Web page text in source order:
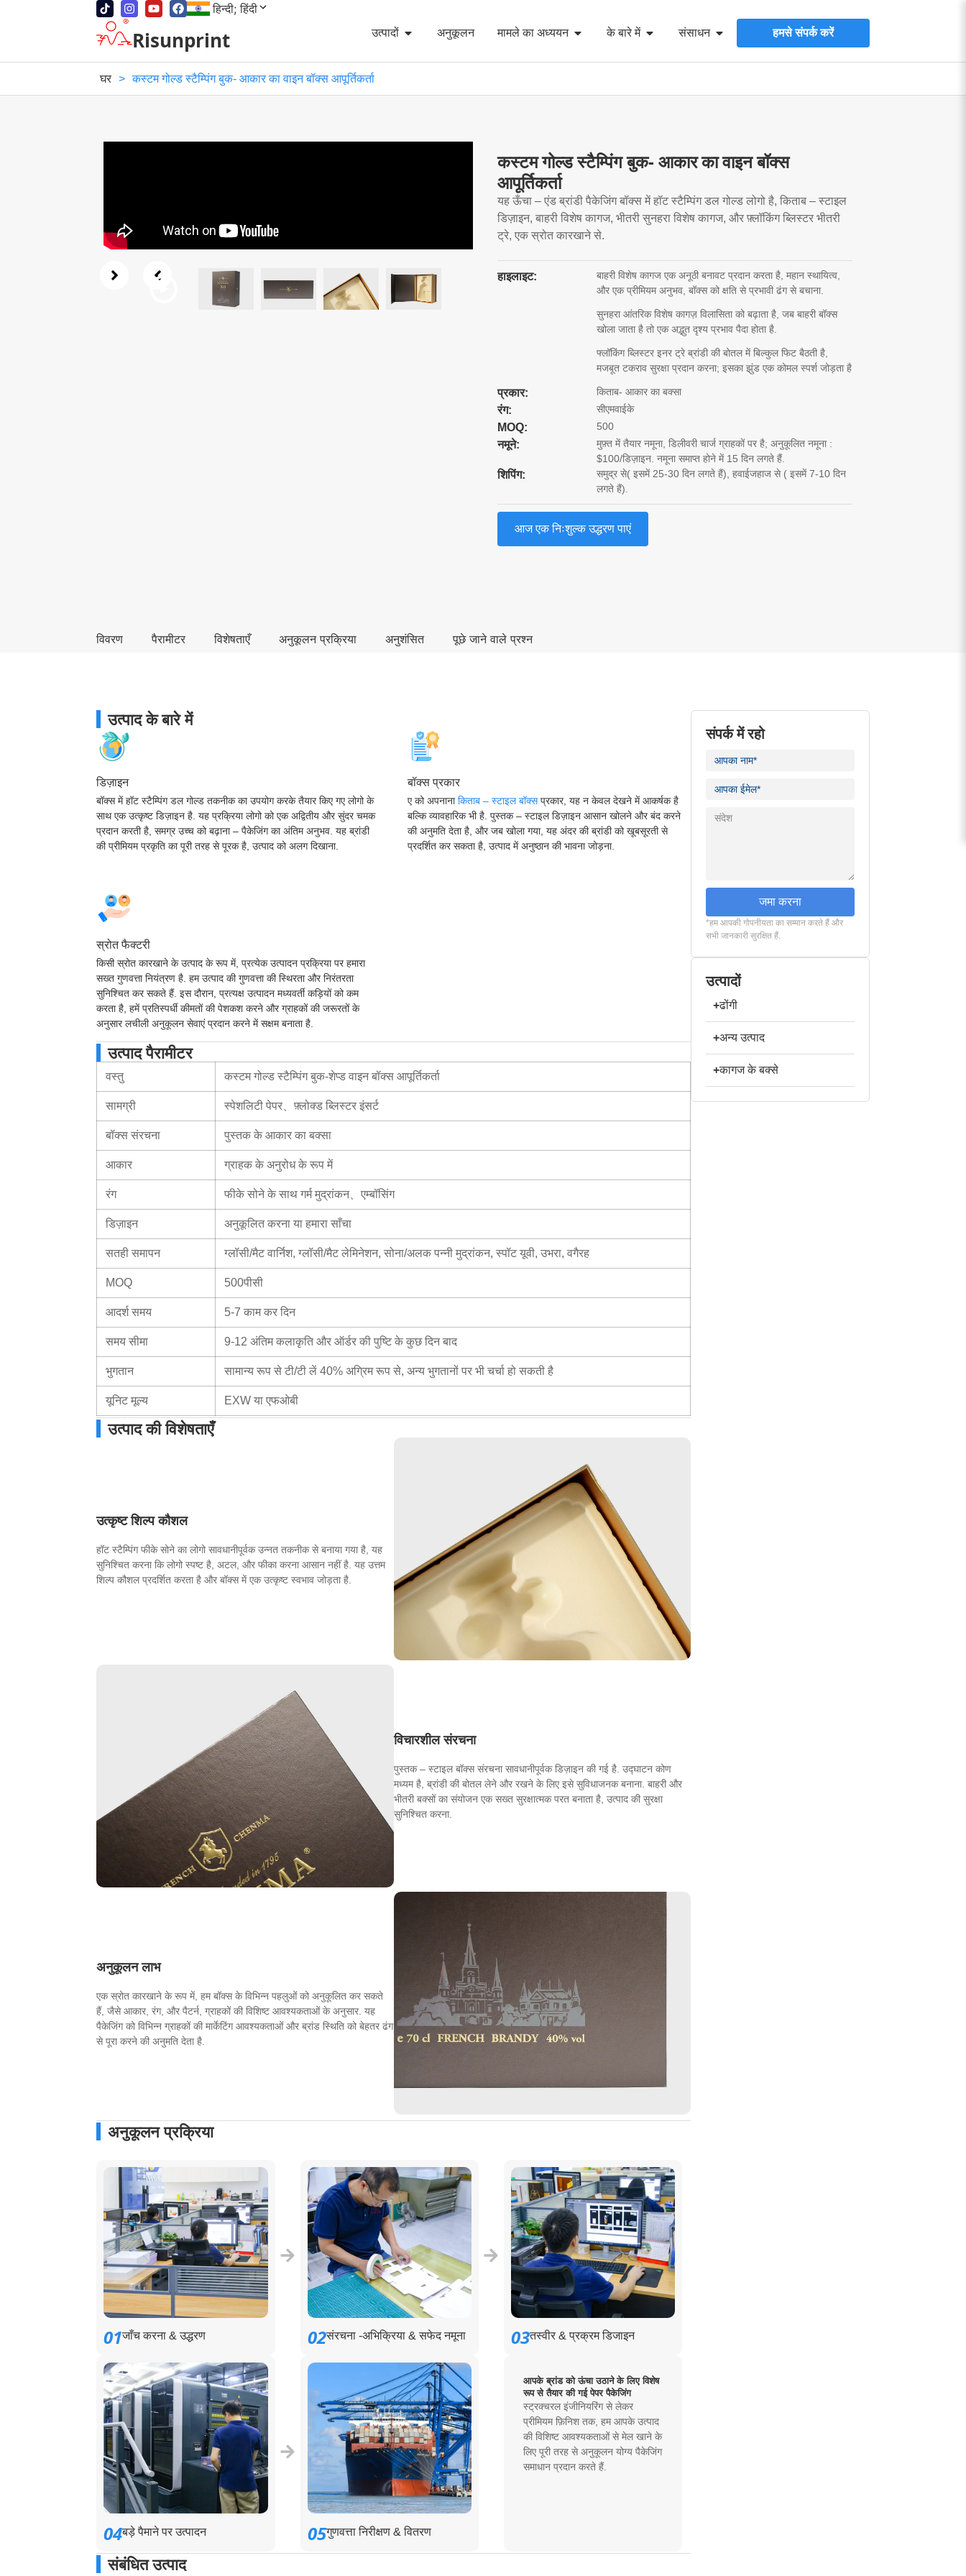
हिन्दी; हिंदी
Risunprint उत्पादों अनुकूलन मामले का अध्ययन के बारे में संसाधन हमसे संपर्क करें
घर > कस्टम गोल्ड स्टैम्पिंग बुक- आकार का वाइन बॉक्स आपूर्तिकर्ता
कस्टम गोल्ड स्टैम्पिंग बुक- आकार का वाइन बॉक्स
आपूर्तिकर्ता
यह ऊँचा – एंड ब्रांडी पैकेजिंग बॉक्स में हॉट स्टैम्पिंग डल गोल्ड लोगो है, किताब – स्टाइल
डिज़ाइन, बाहरी विशेष कागज, भीतरी सुनहरा विशेष कागज, और फ़्लॉकिंग ब्लिस्टर भीतरी
ट्रे, एक स्रोत कारखाने से.
हाइलाइट:
बाहरी विशेष कागज एक अनूठी बनावट प्रदान करता है, महान स्थायित्व,
और एक प्रीमियम अनुभव, बॉक्स को क्षति से प्रभावी ढंग से बचाना.
सुनहरा आंतरिक विशेष कागज़ विलासिता को बढ़ाता है, जब बाहरी बॉक्स
खोला जाता है तो एक अद्भुत दृश्य प्रभाव पैदा होता है.
फ्लॉकिंग ब्लिस्टर इनर ट्रे ब्रांडी की बोतल में बिल्कुल फिट बैठती है,
मजबूत टकराव सुरक्षा प्रदान करना; इसका झुंड एक कोमल स्पर्श जोड़ता है
प्रकार: किताब- आकार का बक्सा
रंग: सीएमवाईके
MOQ: 500
नमूने:
मुफ़्त में तैयार नमूना, डिलीवरी चार्ज ग्राहकों पर है; अनुकूलित नमूना :
$100/डिज़ाइन. नमूना समाप्त होने में 15 दिन लगते हैं.
शिपिंग:
समुद्र से( इसमें 25-30 दिन लगते हैं), हवाईजहाज से ( इसमें 7-10 दिन
लगते हैं).
आज एक निःशुल्क उद्धरण पाएं
विवरण पैरामीटर विशेषताएँ अनुकूलन प्रक्रिया अनुशंसित पूछे जाने वाले प्रश्न
उत्पाद के बारे में
डिज़ाइन
बॉक्स में हॉट स्टैम्पिंग डल गोल्ड तकनीक का उपयोग करके तैयार किए गए लोगो के
साथ एक उत्कृष्ट डिज़ाइन है. यह प्रक्रिया लोगो को एक अद्वितीय और सुंदर चमक
प्रदान करती है, समग्र उच्च को बढ़ाना – पैकेजिंग का अंतिम अनुभव. यह ब्रांडी
की प्रीमियम प्रकृति का पूरी तरह से पूरक है, उत्पाद को अलग दिखाना.
बॉक्स प्रकार
ए को अपनानाकिताब – स्टाइल बॉक्सप्रकार, यह न केवल देखने में आकर्षक है
बल्कि व्यावहारिक भी है. पुस्तक – स्टाइल डिज़ाइन आसान खोलने और बंद करने
की अनुमति देता है, और जब खोला गया, यह अंदर की ब्रांडी को खूबसूरती से
प्रदर्शित कर सकता है, उत्पाद में अनुष्ठान की भावना जोड़ना.
स्रोत फैक्टरी
किसी स्रोत कारखाने के उत्पाद के रूप में, प्रत्येक उत्पादन प्रक्रिया पर हमारा
सख्त गुणवत्ता नियंत्रण है. हम उत्पाद की गुणवत्ता की स्थिरता और निरंतरता
सुनिश्चित कर सकते हैं. इस दौरान, प्रत्यक्ष उत्पादन मध्यवर्ती कड़ियों को कम
करता है, हमें प्रतिस्पर्धी कीमतों की पेशकश करने और ग्राहकों की जरूरतों के
अनुसार लचीली अनुकूलन सेवाएं प्रदान करने में सक्षम बनाता है.
उत्पाद पैरामीटर
वस्तु कस्टम गोल्ड स्टैम्पिंग बुक-शेप्ड वाइन बॉक्स आपूर्तिकर्ता
सामग्री स्पेशलिटी पेपर、फ़्लोक्ड ब्लिस्टर इंसर्ट
बॉक्स संरचना पुस्तक के आकार का बक्सा
आकार ग्राहक के अनुरोध के रूप में
रंग फीके सोने के साथ गर्म मुद्रांकन、एम्बॉसिंग
डिज़ाइन अनुकूलित करना या हमारा साँचा
सतही समापन ग्लॉसी/मैट वार्निश, ग्लॉसी/मैट लेमिनेशन, सोना/अलक पन्नी मुद्रांकन, स्पॉट यूवी, उभरा, वगैरह
MOQ 500पीसी
आदर्श समय 5-7 काम कर दिन
समय सीमा 9-12 अंतिम कलाकृति और ऑर्डर की पुष्टि के कुछ दिन बाद
भुगतान सामान्य रूप से टी/टी लें 40% अग्रिम रूप से, अन्य भुगतानों पर भी चर्चा हो सकती है
यूनिट मूल्य EXW या एफओबी
उत्पाद की विशेषताएँ
उत्कृष्ट शिल्प कौशल
हॉट स्टैम्पिंग फीके सोने का लोगो सावधानीपूर्वक उन्नत तकनीक से बनाया गया है, यह
सुनिश्चित करना कि लोगो स्पष्ट है, अटल, और फीका करना आसान नहीं है. यह उत्तम
शिल्प कौशल प्रदर्शित करता है और बॉक्स में एक उत्कृष्ट स्वभाव जोड़ता है.
विचारशील संरचना
पुस्तक – स्टाइल बॉक्स संरचना सावधानीपूर्वक डिज़ाइन की गई है. उद्घाटन कोण
मध्यम है, ब्रांडी की बोतल लेने और रखने के लिए इसे सुविधाजनक बनाना. बाहरी और
भीतरी बक्सों का संयोजन एक सख्त सुरक्षात्मक परत बनाता है, उत्पाद की सुरक्षा
सुनिश्चित करना.
अनुकूलन लाभ
एक स्रोत कारखाने के रूप में, हम बॉक्स के विभिन्न पहलुओं को अनुकूलित कर सकते
हैं, जैसे आकार, रंग, और पैटर्न, ग्राहकों की विशिष्ट आवश्यकताओं के अनुसार. यह
पैकेजिंग को विभिन्न ग्राहकों की मार्केटिंग आवश्यकताओं और ब्रांड स्थिति को बेहतर ढंग
से पूरा करने की अनुमति देता है.
अनुकूलन प्रक्रिया
01जाँच करना & उद्धरण 02संरचना -अभिक्रिया & सफेद नमूना 03तस्वीर & प्रक्रम डिजाइन
04बड़े पैमाने पर उत्पादन 05गुणवत्ता निरीक्षण & वितरण
आपके ब्रांड को ऊंचा उठाने के लिए विशेष
रूप से तैयार की गई पेपर पैकेजिंग
स्ट्रक्चरल इंजीनियरिंग से लेकर
प्रीमियम फ़िनिश तक, हम आपके उत्पाद
की विशिष्ट आवश्यकताओं से मेल खाने के
लिए पूरी तरह से अनुकूलन योग्य पैकेजिंग
समाधान प्रदान करते हैं.
संबंधित उत्पाद
संपर्क में रहो
जमा करना
*हम आपकी गोपनीयता का सम्मान करते हैं और
सभी जानकारी सुरक्षित हैं.
उत्पादों
+ढोंगी
+अन्य उत्पाद
+कागज के बक्से